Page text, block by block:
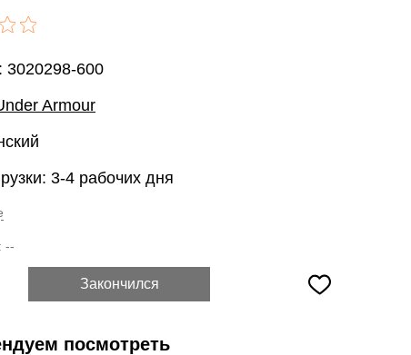
3020298-600
Armour
3-4 рабочих дня
--
Закончился
посмотреть